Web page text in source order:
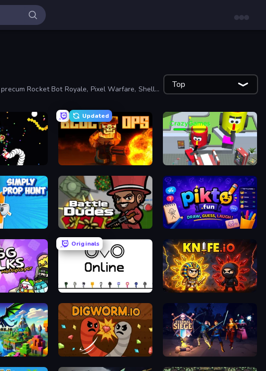
Rocket Bot Royale, Pixel Warfare, Shell
Top
Updated
BLOCOPS CleanUp.IO
BattleDudes.io Pikto.fun
Originals
OvO.io Knife.io
Digworm.io Eternal Siege